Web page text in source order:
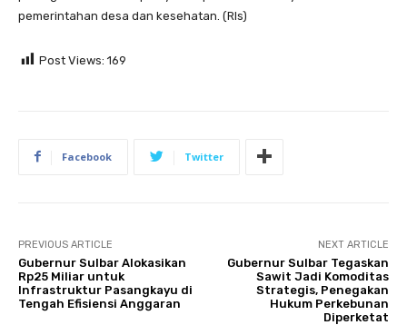
pemerintahan desa dan kesehatan. (Rls)
Post Views: 169
Facebook Twitter
PREVIOUS ARTICLE
Gubernur Sulbar Alokasikan
Rp25 Miliar untuk
Infrastruktur Pasangkayu di
Tengah Efisiensi Anggaran
NEXT ARTICLE
Gubernur Sulbar Tegaskan
Sawit Jadi Komoditas
Strategis, Penegakan
Hukum Perkebunan
Diperketat